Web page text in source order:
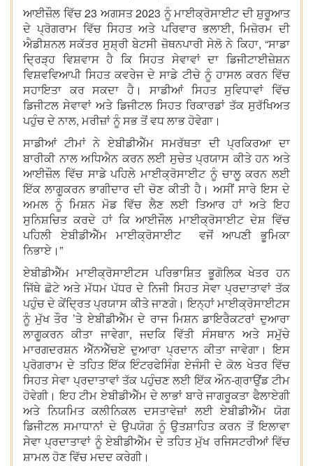
ਆਈਜ਼ੌਲ ਵਿੱਚ 23 ਅਗਸਤ 2023 ਨੂੰ ਮਾਈਕ੍ਰੋਸਾਈਟ ਦੀ ਸ਼ੁਰੂਆਤ
ਦੇ ਪ੍ਰੋਗਰਾਮ ਵਿੱਚ ਸਿਹਤ ਅਤੇ ਪਰਿਵਾਰ ਭਲਾਈ, ਮਿਜ਼ੋਰਮ ਦੀ
ਐਡੀਸ਼ਨਲ ਸਕੱਤਰ ਸੁਸ਼੍ਰੀ ਬੇਟਸੀ ਜ਼ੋਥਨਪਾਰੀ ਸੇਲੋ ਨੇ ਕਿਹਾ, “ਸਾਡਾ
ਦ੍ਰਿੜ੍ਹ ਵਿਸ਼ਵਾਸ ਹੈ ਕਿ ਸਿਹਤ ਸੇਵਾਵਾਂ ਦਾ ਡਿਜੀਟਾਈਜ਼ੇਸ਼ਨ
ਵਿਸ਼ਵਵਿਆਪੀ ਸਿਹਤ ਕਵਰੇਜ ਦੇ ਸਾਡੇ ਟੀਚੇ ਨੂੰ ਹਾਸਲ ਕਰਨ ਵਿੱਚ
ਸਹਾਇਤਾ ਕਰ ਸਕਦਾ ਹੈ। ਸਾਡੀਆਂ ਸਿਹਤ ਸੁਵਿਧਾਵਾਂ ਵਿੱਚ
ਡਿਜੀਟਲ ਸੇਵਾਵਾਂ ਅਤੇ ਡਿਜੀਟਲ ਸਿਹਤ ਰਿਕਾਰਡਾਂ ਤੱਕ ਸੁਰੱਖਿਅਤ
ਪਹੁੰਚ ਦੇ ਨਾਲ, ਮਰੀਜ਼ਾਂ ਨੂੰ ਸਭ ਤੋਂ ਵਧ ਲਾਭ ਹੋਵੇਗਾ।
ਸਾਡੀਆਂ ਟੀਮਾਂ ਨੇ ਏਬੀਡੀਐੱਮ ਸਮਰੱਥਤਾ ਦੀ ਪ੍ਰਕਿਰਆ ਦਾ
ਬਾਰੀਕੀ ਨਾਲ ਅਧਿਐਨ ਕਰਨ ਲਈ ਸੁਚੇਤ ਪ੍ਰਯਾਸ ਕੀਤੇ ਹਨ ਅਤੇ
ਆਈਜ਼ੌਲ ਵਿੱਚ ਸਾਡੇ ਪਹਿਲੇ ਮਾਈਕ੍ਰੋਸਾਈਟ ਨੂੰ ਚਾਲੂ ਕਰਨ ਲਈ
ਇੱਕ ਲਾਗੂਕਰਨ ਭਾਗੀਦਾਰ ਦੀ ਚੋਣ ਕੀਤੀ ਹੈ। ਅਸੀਂ ਸਾਰੇ ਇਸ ਦੇ
ਅਮਲ ਨੂੰ ਮਿਸ਼ਨ ਮੋਡ ਵਿੱਚ ਲੈਣ ਲਈ ਤਿਆਰ ਹਾਂ ਅਤੇ ਇਹ
ਸੁਨਿਸ਼ਚਿਤ ਕਰਦੇ ਹਾਂ ਕਿ ਆਈਜੌਲ ਮਾਈਕ੍ਰੋਸਾਈਟ ਦੇਸ਼ ਵਿੱਚ
ਪਹਿਲੀ ਏਬੀਡੀਐੱਮ ਮਾਈਕ੍ਰੋਸਾਈਟ ਵਜੋਂ ਆਪਣੀ ਭੂਮਿਕਾ
ਨਿਭਾਏ।”
ਏਬੀਡੀਐੱਮ ਮਾਈਕ੍ਰੋਸਾਈਟਸ ਪਰਿਭਾਸ਼ਿਤ ਭੂਗੋਲਿਕ ਖੇਤਰ ਹਨ
ਜਿੱਥੇ ਛੋਟੇ ਅਤੇ ਮੱਧਮ ਪੱਧਰ ਦੇ ਨਿਜੀ ਸਿਹਤ ਸੇਵਾ ਪ੍ਰਦਾਤਾਵਾਂ ਤੱਕ
ਪਹੁੰਚ ਦੇ ਕੇਂਦ੍ਰਿਤ ਪ੍ਰਯਾਸ ਕੀਤੇ ਜਾਣਗੇ। ਇਨ੍ਹਾਂ ਮਾਈਕ੍ਰੋਸਾਈਟਸ
ਨੂੰ ਮੁੱਖ ਤੌਰ ’ਤੇ ਏਬੀਡੀਐੱਮ ਦੇ ਰਾਜ ਮਿਸ਼ਨ ਡਾਇਰੈਕਟਰਾਂ ਦੁਆਰਾ
ਲਾਗੂਕਰਨ ਕੀਤਾ ਜਾਵੇਗਾ, ਜਦਕਿ ਵਿੱਤੀ ਸੰਸਥਾਨ ਅਤੇ ਸਮੁੱਚੇ
ਮਾਰਗਦਰਸ਼ਨ ਐੱਨਐੱਚਏ ਦੁਆਰਾ ਪ੍ਰਦਾਨ ਕੀਤਾ ਜਾਵੇਗਾ। ਇਸ
ਪ੍ਰੋਗਰਾਮ ਦੇ ਤਹਿਤ ਇੱਕ ਇੰਟਰਫੇਸਿੰਗ ਏਜੰਸੀ ਦੇ ਕੋਲ ਖੇਤਰ ਵਿੱਚ
ਸਿਹਤ ਸੇਵਾ ਪ੍ਰਦਾਤਾਵਾਂ ਤੱਕ ਪਹੁੰਚਣ ਲਈ ਇੱਕ ਔਨ-ਗ੍ਰਾਉਂਡ ਟੀਮ
ਹੋਵੇਗੀ। ਇਹ ਟੀਮ ਏਬੀਡੀਐੱਮ ਦੇ ਲਾਭਾਂ ਬਾਰੇ ਜਾਗਰੂਕਤਾ ਫੈਲਾਏਗੀ
ਅਤੇ ਨਿਯਮਿਤ ਕਲੀਨਿਕਲ ਦਸਤਾਵੇਜ਼ਾਂ ਲਈ ਏਬੀਡੀਐੱਮ ਯੋਗ
ਡਿਜੀਟਲ ਸਮਾਧਾਨਾਂ ਦੇ ਉਪਯੋਗ ਨੂੰ ਉਤਸ਼ਾਹਿਤ ਕਰਨ ਤੋਂ ਇਲਾਵਾ
ਸੇਵਾ ਪ੍ਰਦਾਤਾਵਾਂ ਨੂੰ ਏਬੀਡੀਐੱਮ ਦੇ ਤਹਿਤ ਮੁੱਖ ਰਜਿਸਟਰੀਆਂ ਵਿੱਚ
ਸ਼ਾਮਲ ਹੋਣ ਵਿੱਚ ਮਦਦ ਕਰੇਗੀ।